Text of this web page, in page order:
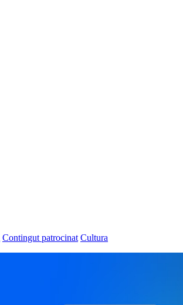
Contingut patrocinat Cultura